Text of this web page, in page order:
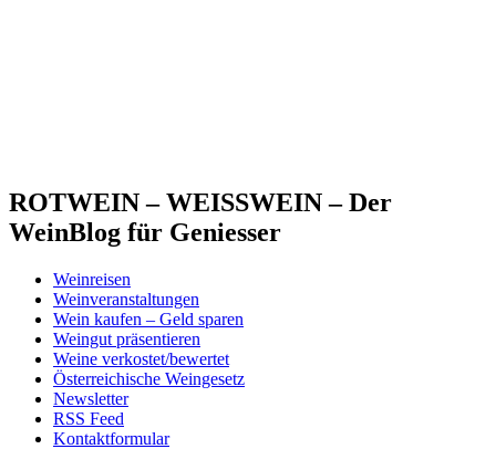
ROTWEIN – WEISSWEIN – Der
WeinBlog für Geniesser
Weinreisen
Weinveranstaltungen
Wein kaufen – Geld sparen
Weingut präsentieren
Weine verkostet/bewertet
Österreichische Weingesetz
Newsletter
RSS Feed
Kontaktformular